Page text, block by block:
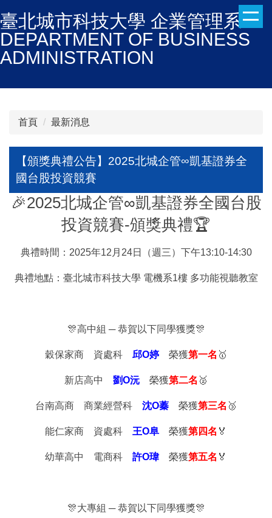
到
主
要
臺北城市科技大學 企業管理系
DEPARTMENT OF BUSINESS
ADMINISTRATION
首頁 最新消息
【頒獎典禮公告】2025北城企管∞凱基證券全
國台股投資競賽
🎉2025北城企管∞凱基證券全國台股
投資競賽-頒獎典禮🏆
典禮時間：2025年12月24日（週三）下午13:10-14:30
典禮地點：臺北城市科技大學 電機系1樓 多功能視聽教室
🎊高中組 ─ 恭賀以下同學獲獎🎊
穀保家商 資處科 邱O婷 榮獲第一名 🥇
新店高中 劉O沅 榮獲第二名 🥈
台南高商 商業經營科 沈O蓁 榮獲第三名 🥉
能仁家商 資處科 王O阜 榮獲第四名 🏅
幼華高中 電商科 許O瑋榮獲第五名 🏅
🎊大專組 ─ 恭賀以下同學獲獎🎊